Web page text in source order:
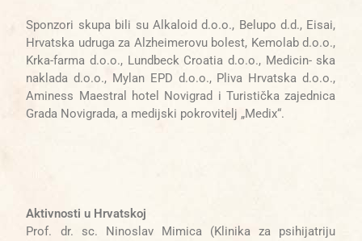
Sponzori skupa bili su Alkaloid d.o.o., Belupo d.d., Eisai,
Hrvatska udruga za Alzheimerovu bolest, Kemolab d.o.o.,
Krka-farma d.o.o., Lundbeck Croatia d.o.o., Medicin- ska
naklada d.o.o., Mylan EPD d.o.o., Pliva Hrvatska d.o.o.,
Aminess Maestral hotel Novigrad i Turistička zajednica
Grada Novigrada, a medijski pokrovitelj „Medix“.
Aktivnosti u Hrvatskoj
Prof. dr. sc. Ninoslav Mimica (Klinika za psihijatriju